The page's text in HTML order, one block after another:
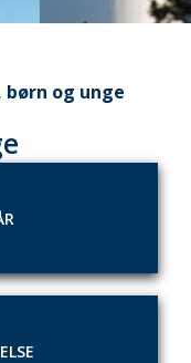
børn og unge